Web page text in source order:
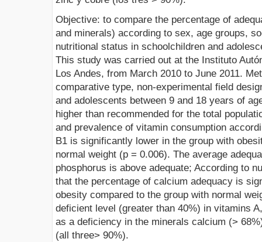
Objective: to compare the percentage of
and minerals) according to sex, age groups,
nutritional status in schoolchildren and
This study was carried out at the Instituto
Los Andes, from March 2010 to June 2011.
comparative type, non-experimental field
and adolescents between 9 and 18 years of
higher than recommended for the total
and prevalence of vitamin consumption
B1 is significantly lower in the group with
normal weight (p = 0.006). The average
phosphorus is above adequate; According to
that the percentage of calcium adequacy is
obesity compared to the group with normal
deficient level (greater than 40%) in vitamins
as a deficiency in the minerals calcium (>
(all three> 90%).